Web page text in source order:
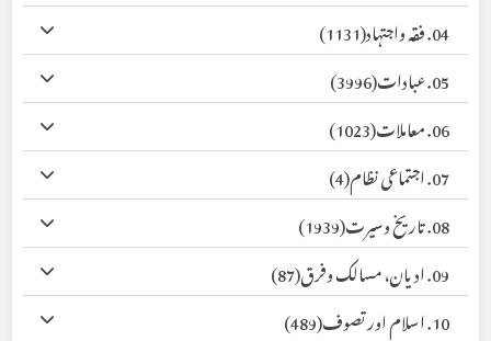
04. فقہ واجتہاد
(1131)
05. عبادات
(3996)
06. معاملات
(1023)
07. اجتماعی نظام
(4)
08. تاریخ وسیرت
(1939)
09. ادیان، مسالک وفرق
(87)
10. اسلام اور تصوف
(489)